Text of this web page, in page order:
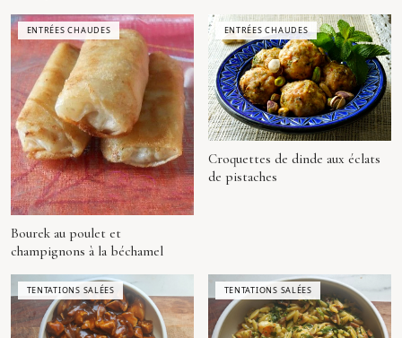
ENTRÉES CHAUDES
Bourek au poulet et
champignons à la béchamel
ENTRÉES CHAUDES
Croquettes de dinde aux éclats
de pistaches
TENTATIONS SALÉES TENTATIONS SALÉES